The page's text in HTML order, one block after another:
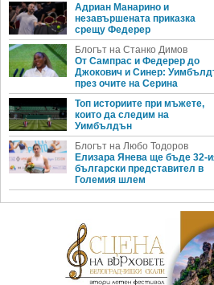
Адриан Манарино и
незавършената приказка
срещу Федерер
Блогът на Станко Димов
От Сампрас и Федерер до
Джокович и Синер:
през очите на Серина
Топ историите при мъжете,
които да следим на
Уимбълдън
Блогът на Любо Тодоров
Елизара Янева ще бъде 32-
български представител в
Големия шлем